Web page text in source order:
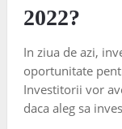
2022?
In ziua de azi,
oportunitate
Investitorii vor
daca aleg sa